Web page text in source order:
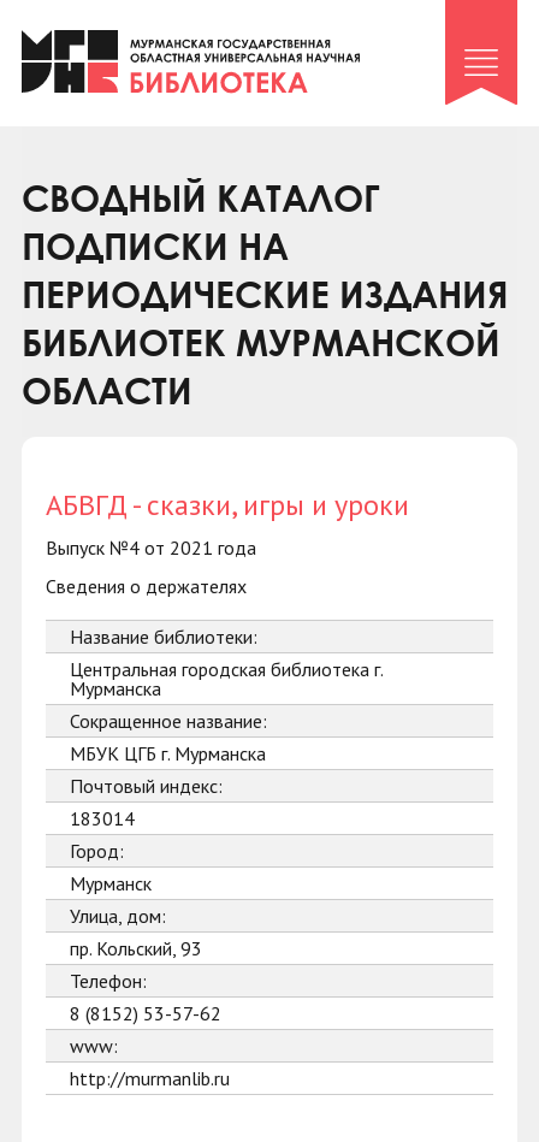
Клуб «Гиря и сельдерей»
Клуб «Семейный архив»
Коллегам
Контакты
СВОДНЫЙ КАТАЛОГ
ПОДПИСКИ НА
ПЕРИОДИЧЕСКИЕ ИЗДАНИЯ
БИБЛИОТЕК МУРМАНСКОЙ
ОБЛАСТИ
АБВГД - сказки, игры и уроки
Выпуск №4 от 2021 года
Сведения о держателях
Название библиотеки:
Центральная городская библиотека г.
Мурманска
Сокращенное название:
МБУК ЦГБ г. Мурманска
Почтовый индекс:
183014
Город:
Мурманск
Улица, дом:
пр. Кольский, 93
Телефон:
8 (8152) 53-57-62
www:
http://murmanlib.ru